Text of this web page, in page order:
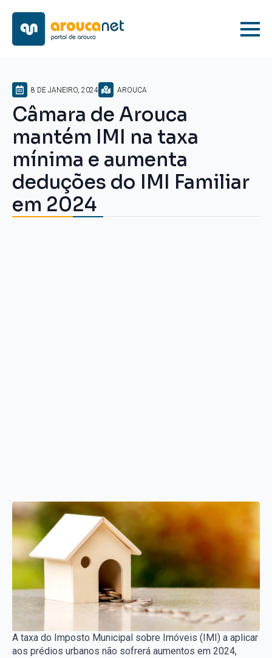
8 DE JANEIRO, 2024 AROUCA
Câmara de Arouca
mantém IMI na taxa
mínima e aumenta
deduções do IMI Familiar
em 2024
A taxa do Imposto Municipal sobre Imóveis (IMI) a aplicar
aos prédios urbanos não sofrerá aumentos em 2024,